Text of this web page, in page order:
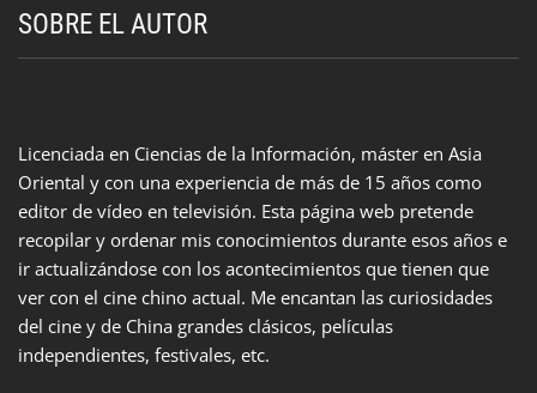
SOBRE EL AUTOR
Licenciada en Ciencias de la Información, máster en Asia
Oriental y con una experiencia de más de 15 años como
editor de vídeo en televisión. Esta página web pretende
recopilar y ordenar mis conocimientos durante esos años e
ir actualizándose con los acontecimientos que tienen que
ver con el cine chino actual. Me encantan las curiosidades
del cine y de China grandes clásicos, películas
independientes, festivales, etc.